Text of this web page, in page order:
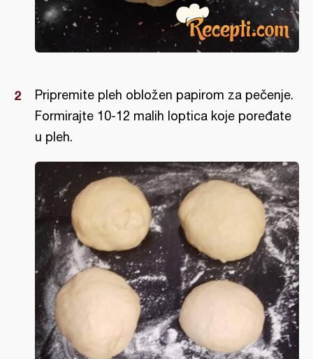
Pripremite pleh obložen papirom za pečenje.
Formirajte 10-12 malih loptica koje poređate
u pleh.